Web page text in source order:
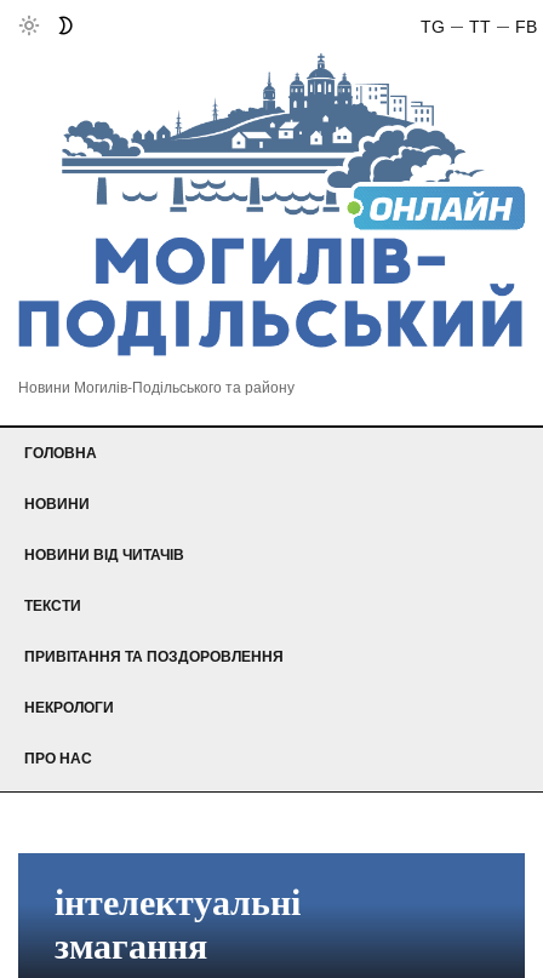
FB
TT
TG
Новини Могилів-Подільського та району
ГОЛОВНА
НОВИНИ
НОВИНИ ВІД ЧИТАЧІВ
ТЕКСТИ
ПРИВІТАННЯ ТА ПОЗДОРОВЛЕННЯ
НЕКРОЛОГИ
ПРО НАС
інтелектуальні
змагання